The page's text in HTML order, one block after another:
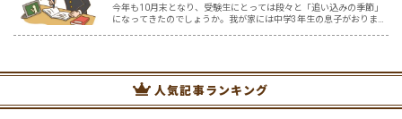
今年も10月末となり、受験生にとっては段々と「追い込みの季節」
になってきたのでしょうか。我が家には中学3年生の息子がおりま
人気記事ランキング